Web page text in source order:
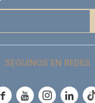
SEGUINOS EN REDES
    